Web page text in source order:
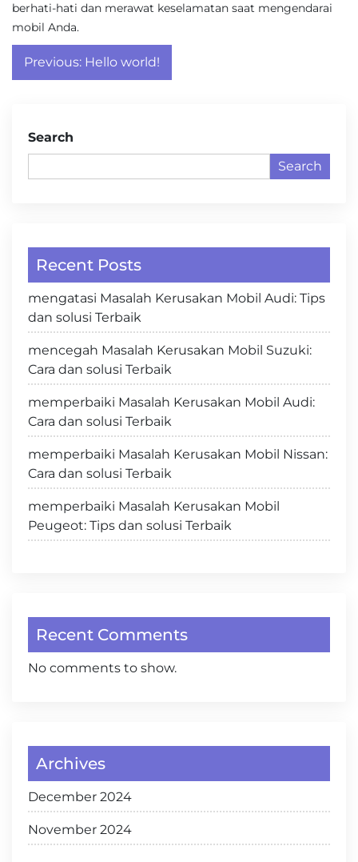
berhati-hati dan merawat keselamatan saat mengendarai
mobil Anda.
Post
navigation
Previous: Hello world!
Search
Search
Recent Posts
mengatasi Masalah Kerusakan Mobil Audi: Tips
dan solusi Terbaik
mencegah Masalah Kerusakan Mobil Suzuki:
Cara dan solusi Terbaik
memperbaiki Masalah Kerusakan Mobil Audi:
Cara dan solusi Terbaik
memperbaiki Masalah Kerusakan Mobil Nissan:
Cara dan solusi Terbaik
memperbaiki Masalah Kerusakan Mobil
Peugeot: Tips dan solusi Terbaik
Recent Comments
No comments to show.
Archives
December 2024
November 2024